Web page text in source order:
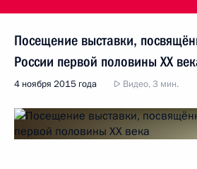
Посещение выставки,
России первой половины ХХ
4 ноября 2015 года Видео, 3 мин.